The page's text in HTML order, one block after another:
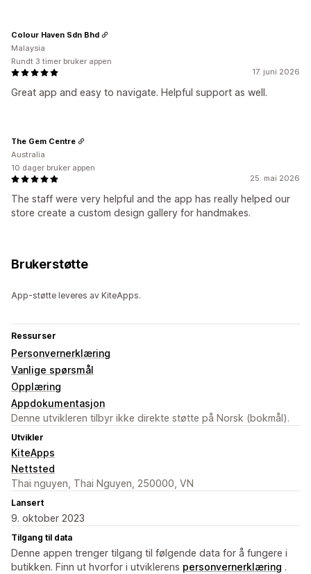
17. juni 2026
Great app and easy to navigate. Helpful support as well.
Colour Haven Sdn Bhd
Malaysia
Rundt 3 timer bruker appen
25. mai 2026
The staff were very helpful and the app has really helped our
store create a custom design gallery for handmakes.
The Gem Centre
Australia
10 dager bruker appen
Brukerstøtte
App-støtte leveres av KiteApps.
Ressurser
Personvernerklæring
Vanlige spørsmål
Opplæring
Appdokumentasjon
Denne utvikleren tilbyr ikke direkte støtte på Norsk (bokmål).
Utvikler
KiteApps
Nettsted
Thai nguyen, Thai Nguyen, 250000, VN
Lansert
9. oktober 2023
Tilgang til data
Denne appen trenger tilgang til følgende data for å fungere i
butikken. Finn ut hvorfor i utviklerens personvernerklæring .